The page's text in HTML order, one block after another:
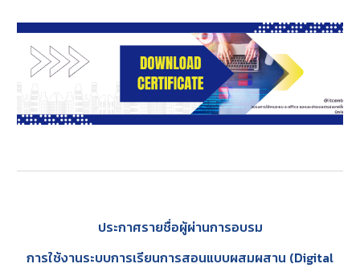
ประกาศรายชื่อผู้ผ่านการอบรม
การใช้งานระบบการเรียนการสอนแบบผสมผสาน (Digital